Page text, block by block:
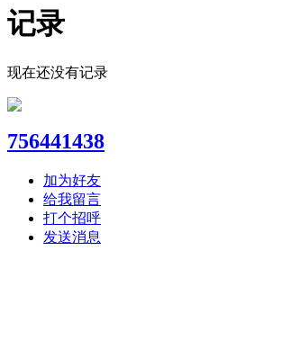
记录
现在还没有记录
756441438
加为好友
给我留言
打个招呼
发送消息